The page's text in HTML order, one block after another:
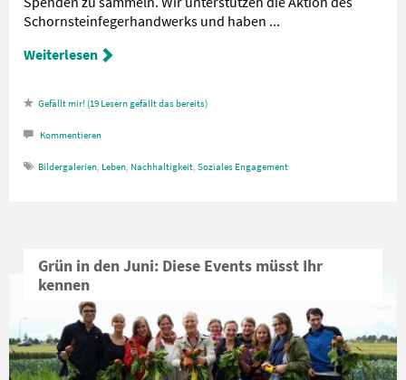
Schornsteinfegerhandwerks und haben ...
Weiterlesen
19 Lesern gefällt das
Kommentieren
Bildergalerien, Leben, Nachhaltigkeit, Soziales Engagement
Grün in den Juni: Diese Events müsst Ihr
kennen